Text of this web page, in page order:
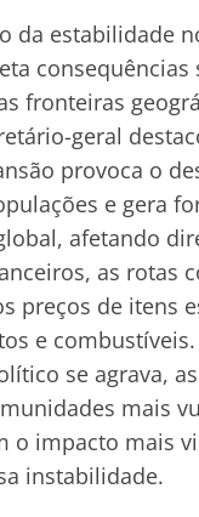
da estabilidade
consequências
fronteiras
geral
provoca o
e gera
afetando
as rotas
preços de itens
e
se agrava,
mais
o impacto mais
instabilidade.